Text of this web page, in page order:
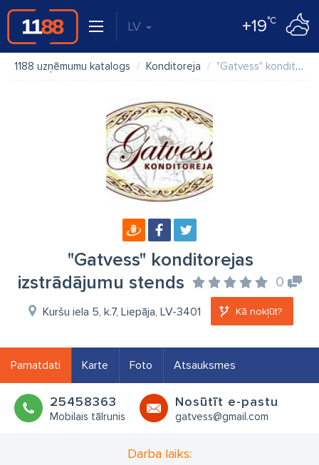
LV +19°C
1188 uzņēmumu katalogs Konditoreja "Gatvess" konditorejas izstrādājumu stends
"Gatvess" konditorejas
izstrādājumu stends
0
Kuršu iela 5, k.7, Liepāja, LV-3401 Kā nokļūt?
Pamatdati Karte Foto Atsauksmes
25458363
Mobilais tālrunis
Nosūtīt e-pastu
gatvess@gmail.com
Darba laiks: